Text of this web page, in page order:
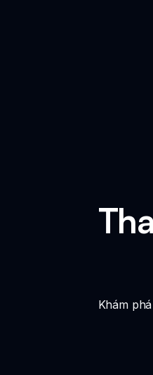
Khám